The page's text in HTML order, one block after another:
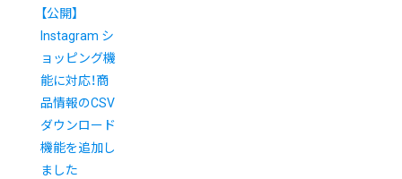
【公開】
Instagram シ
ョッピング機
能に対応！商
品情報のCSV
ダウンロード
機能を追加し
ました